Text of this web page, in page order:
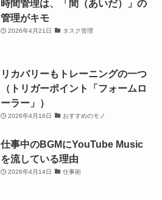
時間管理は、「間（あいだ）」の
管理がキモ
2026年4月21日 タスク管理
リカバリーもトレーニングの一つ
（トリガーポイント「フォームロ
ーラー」）
2026年4月16日 おすすめのモノ
仕事中のBGMにYouTube Music
を流している理由
2026年4月14日 仕事術